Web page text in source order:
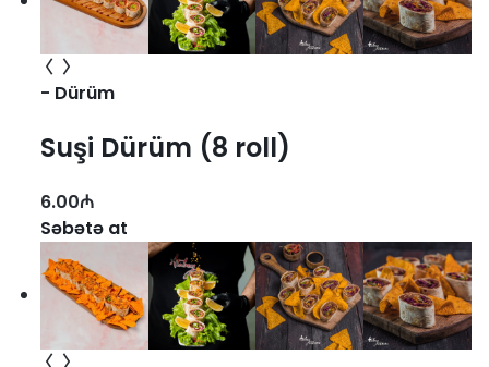
- Dürüm
Suşi Dürüm (8 roll)
6.00₼
Səbətə at